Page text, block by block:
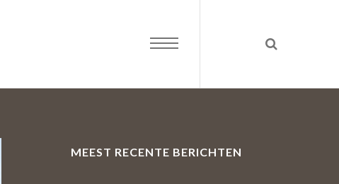
MEEST RECENTE BERICHTEN